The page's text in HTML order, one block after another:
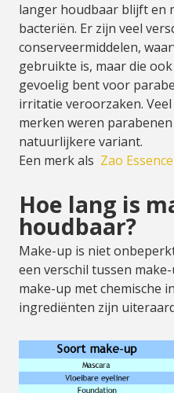
langer houdbaar blijft en
bacteriën. Er zijn veel
conserveermiddelen,
gebruikte is, maar die
gevoelig bent voor
irritatie veroorzaken.
merken weren
natuurlijkere variant.
Een merk als Zao Essence
Hoe lang is
houdbaar?
Make-up is niet
een verschil tussen
make-up met chemische
ingrediënten zijn